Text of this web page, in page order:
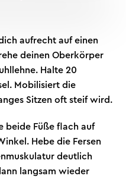
aufrecht auf einen
deinen Oberkörper
Halte 20
Mobilisiert die
Sitzen oft steif wird.
beide Füße flach auf
Hebe die Fersen
deutlich
langsam wieder